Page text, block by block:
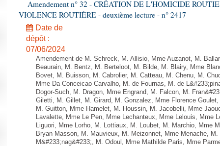
Amendement n° 32 - CRÉATION DE L'HOMICIDE
VIOLENCE ROUTIÈRE - deuxième lecture - n° 2417
Date de
dépôt :
07/06/2024
Amendement de M. Schreck, M. Allisio, Mme Auzanot, M.
Beaurain, M. Bentz, M. Berteloot, M. Bilde, M. Blairy, Mme
Bovet, M. Buisson, M. Cabrolier, M. Catteau, M. Chenu, M.
Mme Da Conceicao Carvalho, M. de Fournas, M. de
Dogor-Such, M. Dragon, Mme Engrand, M. Falcon, M.
Giletti, M. Gillet, M. Girard, M. Gonzalez, Mme Florence
M. Guitton, Mme Hamelet, M. Houssin, M. Jacobelli, Mme
Lavalette, Mme Le Pen, Mme Lechanteux, Mme Lelouis, Mme
Liguori, Mme Lorho, M. Lottiaux, M. Loubet, M. Marchio, Mme
Bryan Masson, M. Mauvieux, M. Meizonnet, Mme Menache,
M&#233;nag&#233;, M. Odoul, Mme Mathilde Paris, Mme